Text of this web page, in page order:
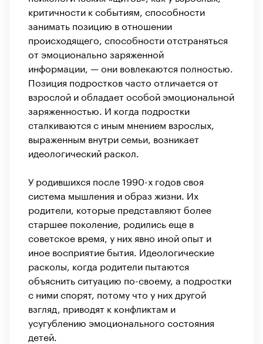
критичности к событиям, способности
занимать позицию в отношении
происходящего, способности отстраняться
от эмоционально заряженной
информации, — они вовлекаются полностью.
Позиция подростков часто отличается от
взрослой и обладает особой эмоциональной
заряженностью. И когда подростки
сталкиваются с иным мнением взрослых,
выраженным внутри семьи, возникает
идеологический раскол.
У родившихся после 1990-х годов своя
система мышления и образ жизни. Их
родители, которые представляют более
старшее поколение, родились еще в
советское время, у них явно иной опыт и
иное восприятие бытия. Идеологические
расколы, когда родители пытаются
объяснить ситуацию по-своему, а подростки
с ними спорят, потому что у них другой
взгляд, приводят к конфликтам и
усугублению эмоционального состояния
детей.